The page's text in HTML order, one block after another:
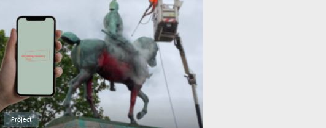
Project